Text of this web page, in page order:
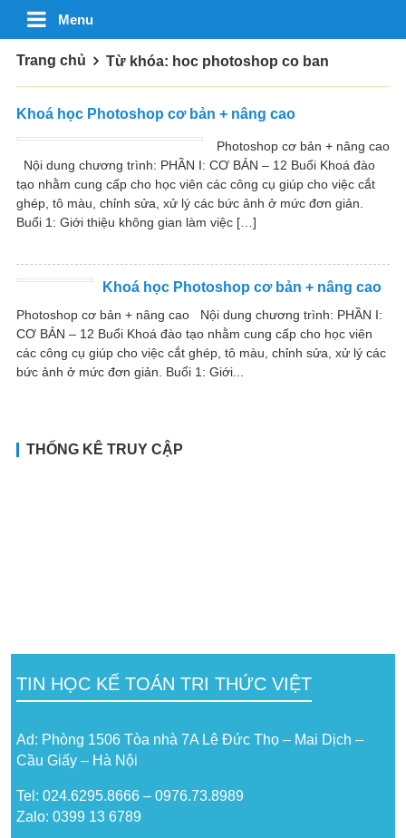
Menu
Trang chủ Từ khóa: hoc photoshop co ban
Khoá học Photoshop cơ bản + nâng cao
Photoshop cơ bản + nâng cao
Nội dung chương trình: PHẦN I: CƠ BẢN – 12 Buổi Khoá đào
tạo nhằm cung cấp cho học viên các công cụ giúp cho việc cắt
ghép, tô màu, chỉnh sửa, xử lý các bức ảnh ở mức đơn giản.
Buổi 1: Giới thiệu không gian làm việc […]
Khoá học Photoshop cơ bản + nâng cao
Photoshop cơ bản + nâng cao Nội dung chương trình: PHẦN I:
CƠ BẢN – 12 Buổi Khoá đào tạo nhằm cung cấp cho học viên
các công cụ giúp cho việc cắt ghép, tô màu, chỉnh sửa, xử lý các
bức ảnh ở mức đơn giản. Buổi 1: Giới...
THỐNG KÊ TRUY CẬP
TIN HỌC KẾ TOÁN TRI THỨC VIỆT
Ad: Phòng 1506 Tòa nhà 7A Lê Đức Thọ – Mai Dịch –
Cầu Giấy – Hà Nội
Tel: 024.6295.8666 – 0976.73.8989
Zalo: 0399 13 6789